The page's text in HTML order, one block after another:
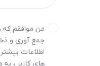
من موافقم که
جمع آوری و
اطلاعات
های کاربر ، به